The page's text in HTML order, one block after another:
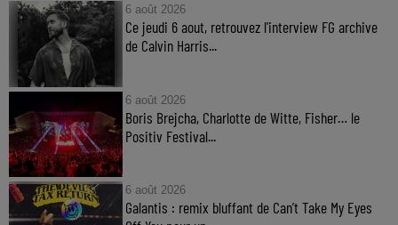
6 août 2026
Ce jeudi 6 aout, retrouvez l'interview FG archive
de Calvin Harris...
6 août 2026
Boris Brejcha, Charlotte de Witte, Fisher… le
Positiv Festival...
6 août 2026
Galantis : remix bluffant de Can’t Take My Eyes